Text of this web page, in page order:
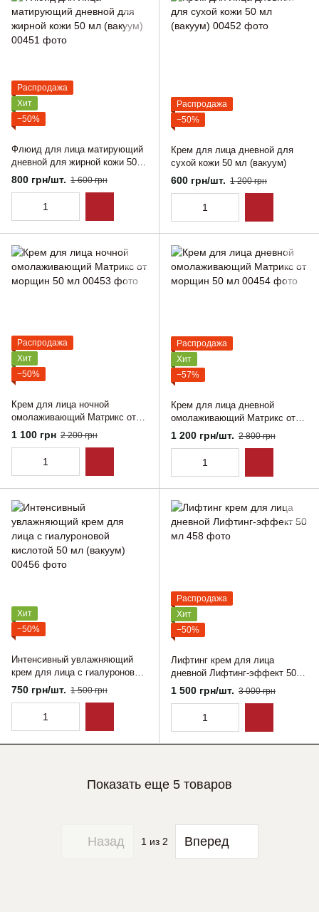
Распродажа
Хит
−50%
Флюид для лица матирующий
дневной для жирной кожи 50
мл (вакуум)
800 грн/шт. 1 600 грн
Распродажа
−50%
Крем для лица дневной для
сухой кожи 50 мл (вакуум)
600 грн/шт. 1 200 грн
Распродажа
Хит
−50%
Крем для лица ночной
омолаживающий Матрикс от
морщин 50 мл
1 100 грн 2 200 грн
Распродажа
Хит
−57%
Крем для лица дневной
омолаживающий Матрикс от
морщин 50 мл
1 200 грн/шт. 2 800 грн
Хит
−50%
Интенсивный увлажняющий
крем для лица с гиалуроновой
кислотой 50 мл (вакуум)
750 грн/шт. 1 500 грн
Распродажа
Хит
−50%
Лифтинг крем для лица
дневной Лифтинг-эффект 50
мл
1 500 грн/шт. 3 000 грн
Показать еще 5 товаров
Назад 1из 2 Вперед